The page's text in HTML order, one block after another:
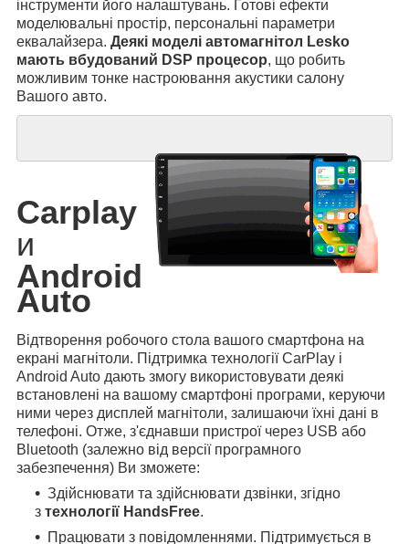
інструменти його налаштувань. Готові ефекти
моделювальні простір, персональні параметри
еквалайзера. Деякі моделі автомагнітол Lesko
мають вбудований DSP процесор, що робить
можливим тонке настроювання акустики салону
Вашого авто.
Carplay
и
Android
Auto
Відтворення робочого стола вашого смартфона на
екрані магнітоли. Підтримка технології CarPlay і
Android Auto дають змогу використовувати деякі
встановлені на вашому смартфоні програми, керуючи
ними через дисплей магнітоли, залишаючи їхні дані в
телефоні. Отже, з'єднавши пристрої через USB або
Bluetooth (залежно від версії програмного
забезпечення) Ви зможете:
Здійснювати та здійснювати дзвінки, згідно
з технології HandsFree.
Працювати з повідомленнями. Підтримується в